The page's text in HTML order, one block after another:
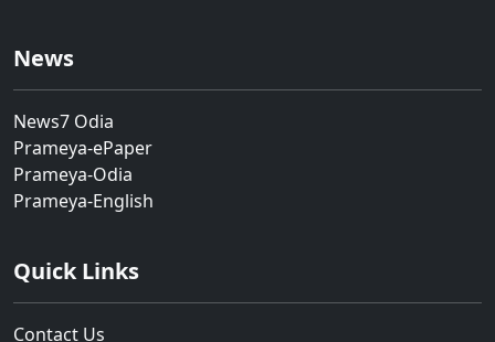
News
News7 Odia
Prameya-ePaper
Prameya-Odia
Prameya-English
Quick Links
Contact Us